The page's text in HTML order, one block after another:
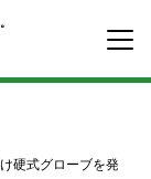
硬式グローブを発